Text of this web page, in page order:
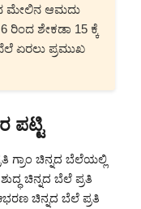
ಮೇಲಿನ ಆಮದು
ರಿಂದ ಶೇಕಡಾ 15 ಕ್ಕೆ
ಏರಲು ಪ್ರಮುಖ
ಪಟ್ಟಿ
ಗ್ರಾಂ ಚಿನ್ನದ ಬೆಲೆಯಲ್ಲಿ
ಚಿನ್ನದ ಬೆಲೆ ಪ್ರತಿ
ಆಭರಣ ಚಿನ್ನದ ಬೆಲೆ ಪ್ರತಿ